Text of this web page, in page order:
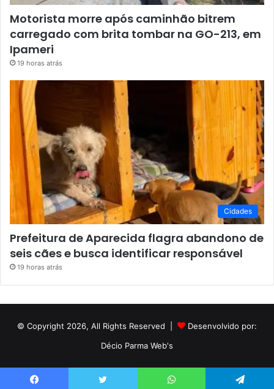
Motorista morre após caminhão bitrem
carregado com brita tombar na GO-213, em
Ipameri
19 horas atrás
Cidades
Prefeitura de Aparecida flagra abandono de
seis cães e busca identificar responsável
19 horas atrás
© Copyright 2026, All Rights Reserved |
Desenvolvido por:
Décio Parma Web's